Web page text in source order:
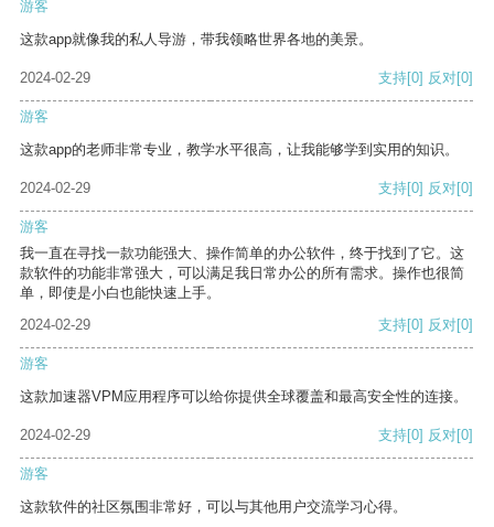
游客
这款app就像我的私人导游，带我领略世界各地的美景。
2024-02-29 支持[0] 反对[0]
游客
这款app的老师非常专业，教学水平很高，让我能够学到实用的知识。
2024-02-29 支持[0] 反对[0]
游客
我一直在寻找一款功能强大、操作简单的办公软件，终于找到了它。这
款软件的功能非常强大，可以满足我日常办公的所有需求。操作也很简
单，即使是小白也能快速上手。
2024-02-29
支持[0] 反对[0]
游客
这款加速器VPM应用程序可以给你提供全球覆盖和最高安全性的连接。
2024-02-29 支持[0] 反对[0]
游客
这款软件的社区氛围非常好，可以与其他用户交流学习心得。